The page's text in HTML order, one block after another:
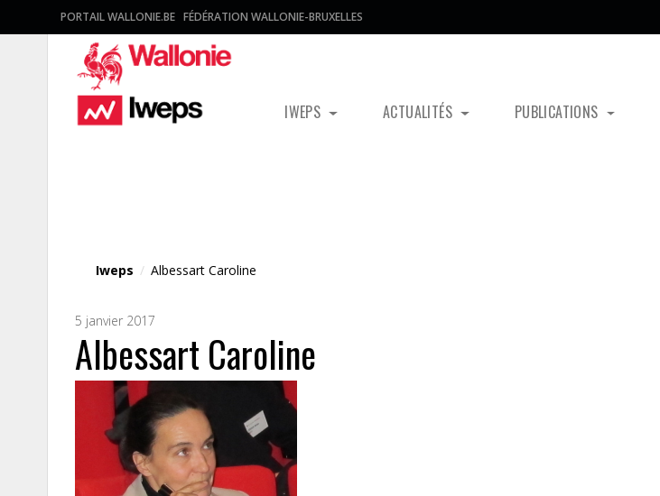
PORTAIL WALLONIE.BE FÉDÉRATION WALLONIE-BRUXELLES
IWEPS ACTUALITÉS PUBLICATIONS
Iweps / Albessart Caroline
5 janvier 2017
Albessart Caroline